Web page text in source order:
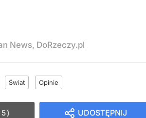
News, DoRzeczy.pl
Świat Opinie
UDOSTĘPNIJ
5